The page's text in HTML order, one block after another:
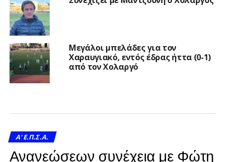
Μεγάλοι μπελάδες για τον
Χαραυγιακό, εντός έδρας ήττα (0-1)
από τον Χολαργό
A' Ε.Π.Σ.Α.
Ανανεώσεων συνέχεια με Φώτη